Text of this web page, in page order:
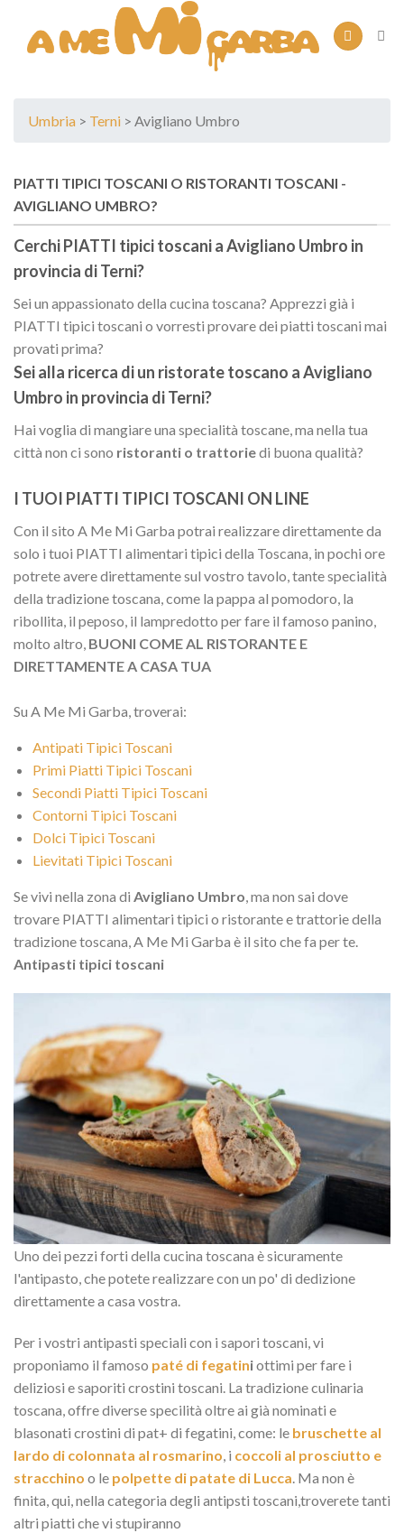
content
Umbria > Terni > Avigliano Umbro
PIATTI TIPICI TOSCANI O RISTORANTI TOSCANI -
AVIGLIANO UMBRO?
Cerchi PIATTI tipici toscani aAvigliano Umbro in
provincia diTerni?
Sei un appassionato della cucina toscana? Apprezzi già i
PIATTI tipici toscani o vorresti provare dei piatti toscani mai
provati prima?
Sei alla ricerca di un ristorate toscano aAvigliano
Umbro in provincia diTerni?
Hai voglia di mangiare una specialità toscane, ma nella tua
città non ci sono ristoranti o trattoriedi buona qualità?
I TUOI PIATTI TIPICI TOSCANI ON LINE
Con il sito A Me Mi Garba potrai realizzare direttamente da
solo i tuoi PIATTI alimentari tipici della Toscana, in pochi ore
potrete avere direttamente sul vostro tavolo, tante specialità
della tradizione toscana, come la pappa al pomodoro, la
ribollita, il peposo, il lampredotto per fare il famoso panino,
molto altro, BUONI COME AL RISTORANTE E
DIRETTAMENTE A CASA TUA
Su A Me Mi Garba, troverai:
Antipati Tipici Toscani
Primi Piatti Tipici Toscani
Secondi Piatti Tipici Toscani
Contorni Tipici Toscani
Dolci Tipici Toscani
Lievitati Tipici Toscani
Se vivi nella zona di Avigliano Umbro , ma non sai dove
trovare PIATTI alimentari tipici o ristorante e trattorie della
tradizione toscana, A Me Mi Garba è il sito che fa per te.
Antipasti tipici toscani
Uno dei pezzi forti della cucina toscana è sicuramente
l'antipasto, che potete realizzare con un po' di dedizione
direttamente a casa vostra.
Per i vostri antipasti speciali con i sapori toscani, vi
proponiamo il famoso paté di fegatiniottimi per fare i
deliziosi e saporiti crostini toscani. La tradizione culinaria
toscana, offre diverse specilità oltre ai già nominati e
blasonati crostini di pat+ di fegatini, come: le bruschette al
lardo di colonnata al rosmarino, i coccoli al prosciutto e
stracchino o le polpette di patate di Lucca. Ma non è
finita, qui, nella categoria degli antipsti toscani,troverete tanti
altri piatti che vi stupiranno